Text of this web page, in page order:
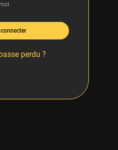
connecter
perdu ?